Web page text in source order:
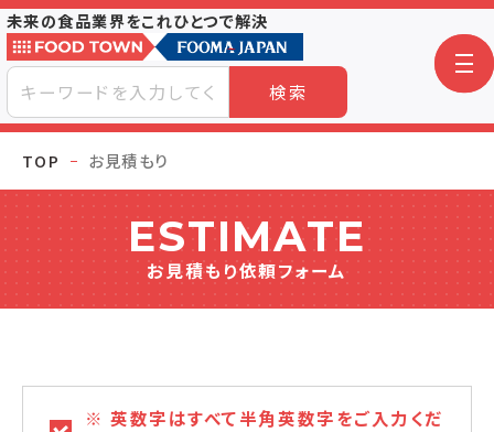
未来の食品業界をこれひとつで解決
検索
TOP お見積もり
ESTIMATE
お見積もり依頼フォーム
※ 英数字はすべて半角英数字をご入力くだ